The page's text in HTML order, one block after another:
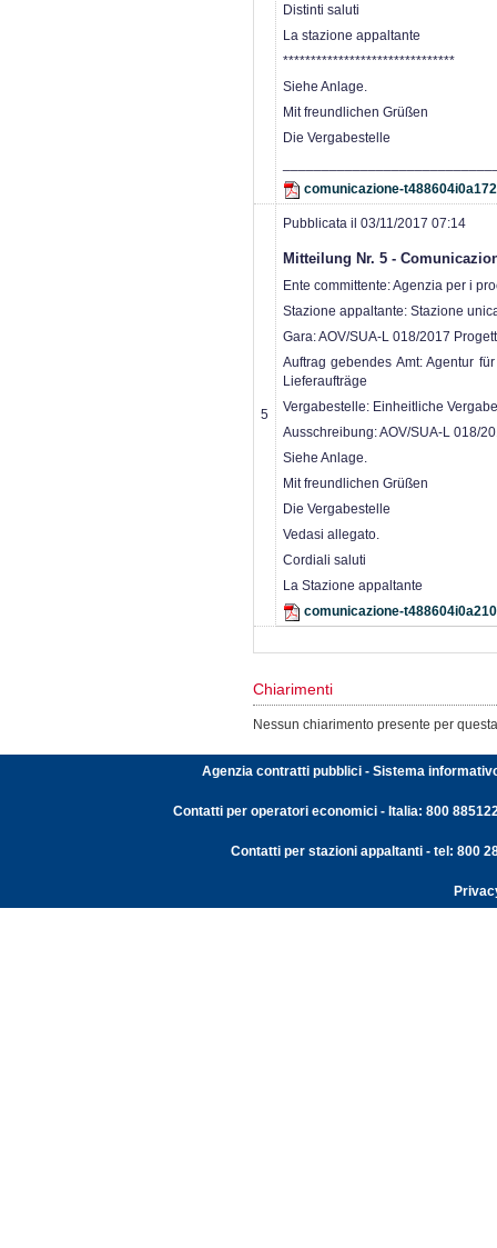
Distinti saluti
La stazione appaltante
*******************************
Siehe Anlage.
Mit freundlichen Grüßen
Die Vergabestelle
comunicazione-
5
Pubblicata il 03/11/2017 07:14
Mitteilung Nr. 5 -
Ente committente: Agenzia per i
Stazione appaltante: Stazione
Gara: AOV/SUA-L 018/2017
Auftrag gebendes Amt: Agentur
Lieferaufträge
Vergabestelle: Einheitliche
Ausschreibung: AOV/SUA-L 018/
Siehe Anlage.
Mit freundlichen Grüßen
Die Vergabestelle
Vedasi allegato.
Cordiali saluti
La Stazione appaltante
comunicazione-
Chiarimenti
Nessun chiarimento presente per
Agenzia contratti pubblici - Sistema
Contatti per operatori economici - Italia: 800
Contatti per stazioni appaltanti - tel: 800